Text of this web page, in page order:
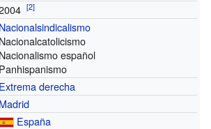
[2]
Nacionalsindicalismo
Nacionalcatolicismo
Nacionalismo español
Panhispanismo
Extrema derecha
Madrid
España